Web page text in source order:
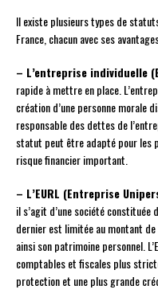
Il existe plusieurs types de
France, chacun avec ses
– L’entreprise individuelle
rapide à mettre en place.
création d’une personne morale
responsable des dettes de
statut peut être adapté pour les
risque financier important.
– L’EURL (Entreprise
il s’agit d’une société constituée
dernier est limitée au montant
ainsi son patrimoine personnel.
comptables et fiscales plus
protection et une plus grande